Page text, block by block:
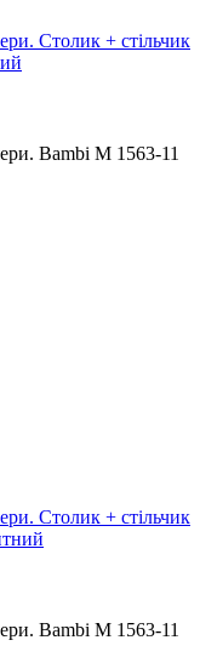
Столик + стільчик
Bambi M 1563-11
Столик + стільчик
Bambi M 1563-11